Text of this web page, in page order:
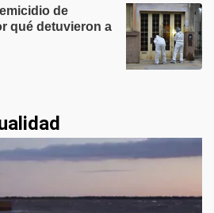
de
qué detuvieron a